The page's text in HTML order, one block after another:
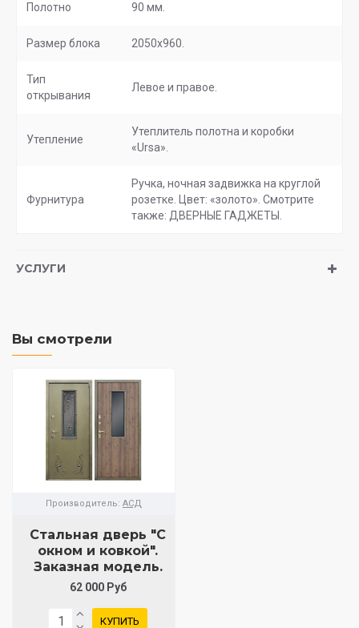
Полотно 90 мм.
Размер блока 2050х960.
Тип
открывания
Левое и правое.
Утепление
Утеплитель полотна и коробки
«Ursa».
Фурнитура
Ручка, ночная задвижка на круглой
розетке. Цвет: «золото». Смотрите
также: ДВЕРНЫЕ ГАДЖЕТЫ.
УСЛУГИ
Вы смотрели
Производитель: АСД
Стальная дверь "С
окном и ковкой".
Заказная модель.
62 000 Руб
КУПИТЬ